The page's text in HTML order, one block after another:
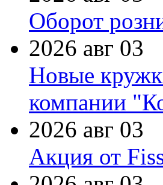
Оборот
2026 авг 03
Новые
компании
2026 авг 03
Акция от